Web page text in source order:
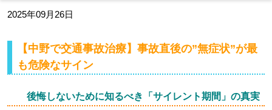
2025年09月26日
【中野で交通事故治療】事故直後の”無症状”が最
も危険なサイン
後悔しないために知るべき「サイレント期間」の真実